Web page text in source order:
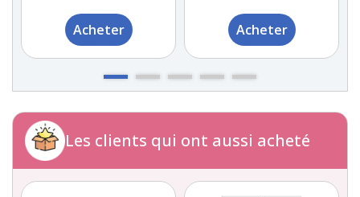
Acheter Acheter
Les clients qui ont aussi acheté